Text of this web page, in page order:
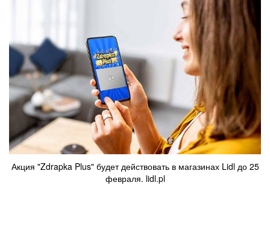
Акция "Zdrapka Plus" будет действовать в магазинах Lidl до 25
февраля. lidl.pl